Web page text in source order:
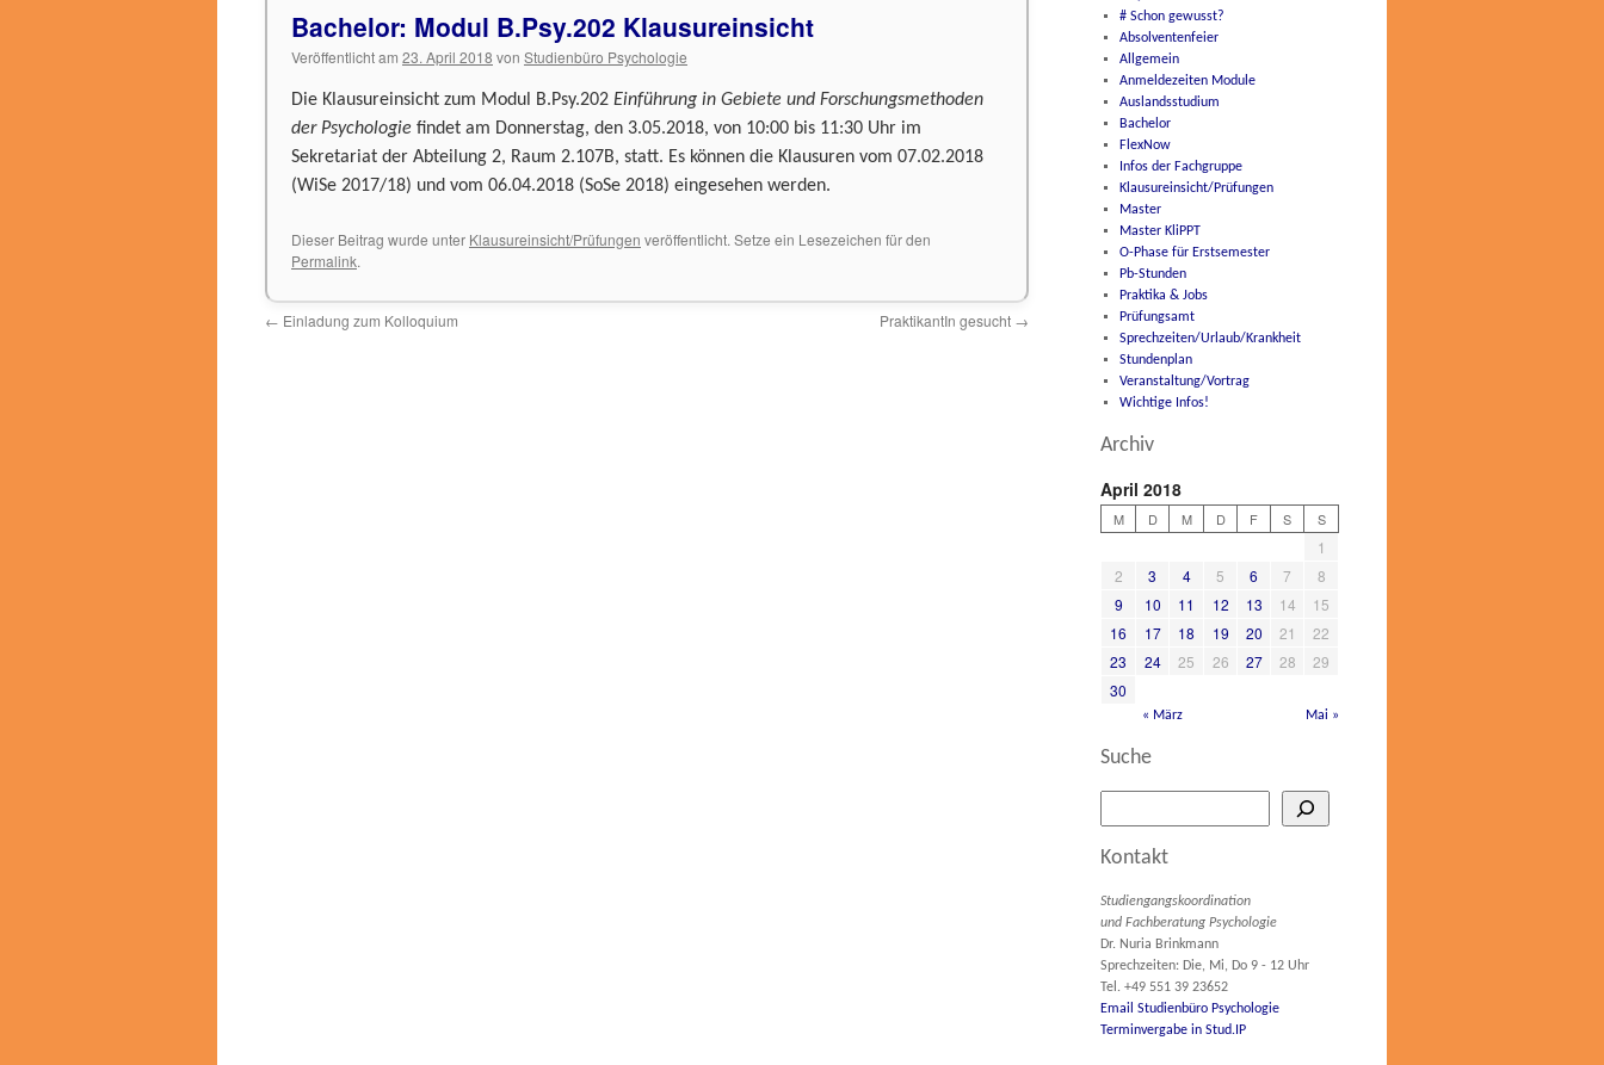
Bachelor: Modul B.Psy.202 Klausureinsicht
Veröffentlicht am 23. April 2018 von Studienbüro Psychologie
Die Klausureinsicht zum Modul B.Psy.202 Einführung in Gebiete und Forschungsmethoden
der Psychologie findet am Donnerstag, den 3.05.2018, von 10:00 bis 11:30 Uhr im
Sekretariat der Abteilung 2, Raum 2.107B, statt. Es können die Klausuren vom 07.02.2018
(WiSe 2017/18) und vom 06.04.2018 (SoSe 2018) eingesehen werden.
Dieser Beitrag wurde unter Klausureinsicht/Prüfungen veröffentlicht. Setze ein Lesezeichen für den
Permalink.
← Einladung zum Kolloquium PraktikantIn gesucht →
# Schon gewusst?
Absolventenfeier
Allgemein
Anmeldezeiten Module
Auslandsstudium
Bachelor
FlexNow
Infos der Fachgruppe
Klausureinsicht/Prüfungen
Master
Master KliPPT
O-Phase für Erstsemester
Pb-Stunden
Praktika & Jobs
Prüfungsamt
Sprechzeiten/Urlaub/Krankheit
Stundenplan
Veranstaltung/Vortrag
Wichtige Infos!
Archiv
April 2018
M D M D F S S
1
2
3 4 5 6 7
8
9
10 11 12 13 14
15
16
17 18 19 20 21
22
23
24 25 26 27 28
29
30
« März Mai »
Suche
Kontakt
Studiengangskoordination
und Fachberatung Psychologie
Dr. Nuria Brinkmann
Sprechzeiten: Die, Mi, Do 9 - 12 Uhr
Tel. +49 551 39 23652
Email Studienbüro Psychologie
Terminvergabe in Stud.IP